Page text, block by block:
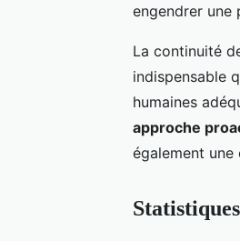
engendrer une
La continuité
indispensable
humaines
approche
également